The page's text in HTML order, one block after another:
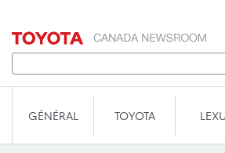
GÉNÉRAL TOYOTA